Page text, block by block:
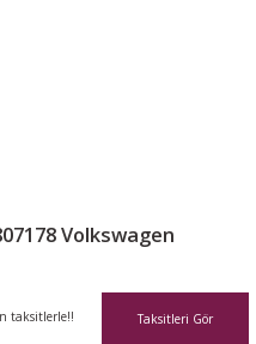
Volkswagen
taksitlerle!! Taksitleri Gör